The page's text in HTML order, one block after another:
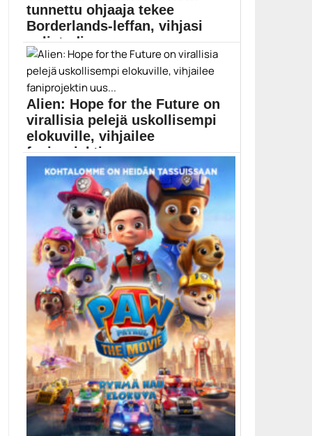
Elokuvauutiset
tunnettu ohjaaja tekee
Borderlands-leffan, vihjasi
pelistudio
Borderlands-elokuvasta saattoi paljastua yksityiskohtia,
sillä peliä kehittävän Gearbox-studion...
Borderlands
Alien: Hope for the Future on
virallisia pelejä uskollisempi
elokuville, vihjailee
faniprojektin uus...
Epävirallinen Alien: Hope for the Future tulee
olemaan...